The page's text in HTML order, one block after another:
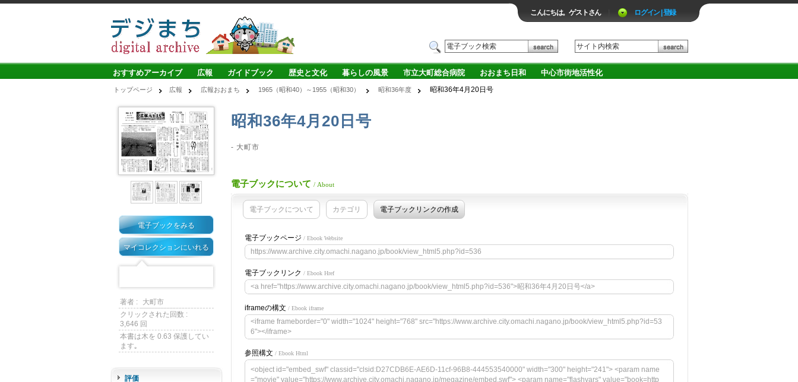
こんにちは。ゲストさん ログイン | 登録
おすすめアーカイブ 広報 ガイドブック 歴史と文化 暮らしの風景 市立大町総合病院 おおまち日和 中心市街地活性化
トップページ 広報 広報おおまち 1965（昭和40）～1955（昭和30） 昭和36年度 昭和36年4月20日号
電子ブックをみる
マイコレクションにいれる
著者 :
大町市
クリックされた回数 :
3,646 回
本書は木を 0.63 保護してい
ます｡
評価
昭和36年4月20日号
- 大町市
電子ブックについて / About
電子ブックについて カテゴリ 電子ブックリンクの作成
電子ブックページ / Ebook Website
https://www.archive.city.omachi.nagano.jp/book/view_html5.php?id=536
電子ブックリンク / Ebook Href
<a href="https://www.archive.city.omachi.nagano.jp/book/view_html5.php?id=536">昭和36年4月20日号</a>
iframeの構文 / Ebook iframe
<iframe frameborder="0" width="1024" height="768" src="https://www.archive.city.omachi.nagano.jp/book/view_html5.php?id=53
6"></iframe>
参照構文 / Ebook Html
<object id="embed_swf" classid="clsid:D27CDB6E-AE6D-11cf-96B8-444553540000" width="300" height="241"> <param name
="movie" value="https://www.archive.city.omachi.nagano.jp/megazine/embed.swf"> <param name="flashvars" value="book=http